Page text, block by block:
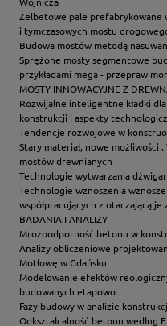
Żelbetowe pale prefabrykowane
i tymczasowych mostu
Budowa mostów metodą
Sprężone mosty segmentowe
przykładami mega - przepraw
MOSTY INNOWACYJNE Z
Rozwijalne inteligentne kładki
konstrukcji i aspekty
Tendencje rozwojowe w
Stary materiał, nowe możliwości
mostów drewnianych
Technologie wytwarzania
Technologie wznoszenia
współpracujących z otaczającą
BADANIA I ANALIZY
Mrozoodporność betonu w
Analizy obliczeniowe
Motłowę w Gdańsku
Modelowanie efektów
budowanych etapowo
Fazy budowy w analizie
Odkształcalność betonu według